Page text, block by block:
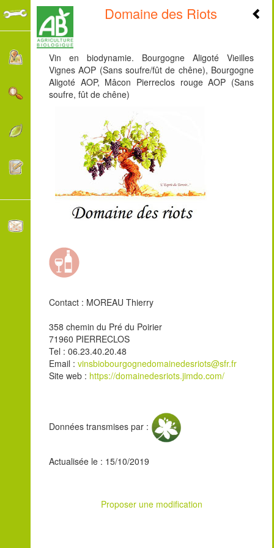
Domaine des Riots
Vin en biodynamie. Bourgogne Aligoté Vieilles
Vignes AOP (Sans soufre/fût de chêne), Bourgogne
Aligoté AOP, Mâcon Pierreclos rouge AOP (Sans
soufre, fût de chêne)
Contact : MOREAU Thierry
358 chemin du Pré du Poirier
71960 PIERRECLOS
Tel : 06.23.40.20.48
Email : vinsbiobourgognedomainedesriots@sfr.fr
Site web : https://domainedesriots.jimdo.com/
Données transmises par :
Actualisée le : 15/10/2019
Proposer une modification
+